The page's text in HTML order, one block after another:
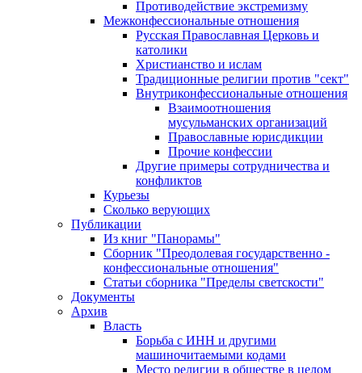
Противодействие экстремизму
Межконфессиональные отношения
Русская Православная Церковь и
католики
Христианство и ислам
Традиционные религии против "сект"
Внутриконфессиональные отношения
Взаимоотношения
мусульманских организаций
Православные юрисдикции
Прочие конфессии
Другие примеры сотрудничества и
конфликтов
Курьезы
Сколько верующих
Публикации
Из книг "Панорамы"
Сборник "Преодолевая государственно -
конфессиональные отношения"
Статьи сборника "Пределы светскости"
Документы
Архив
Власть
Борьба с ИНН и другими
машиночитаемыми кодами
Место религии в обществе в целом